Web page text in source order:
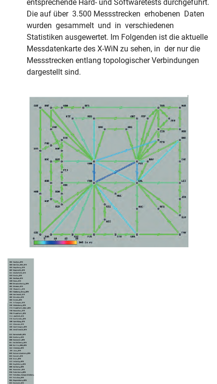
entsprechende Hard- und Softwaretests durchgeführt.
Die auf über 3.500 Messstrecken erhobenen Daten
wurden gesammelt und in verschiedenen
Statistiken ausgewertet. Im Folgenden ist die aktuelle
Messdatenkarte des X-WiN zu sehen, in der nur die
Messstrecken entlang topologischer Verbindungen
dargestellt sind.